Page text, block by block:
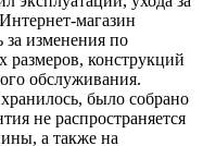
магазин
изменения по
размеров, конструкций
обслуживания.
было собрано
не распространяется
а также на